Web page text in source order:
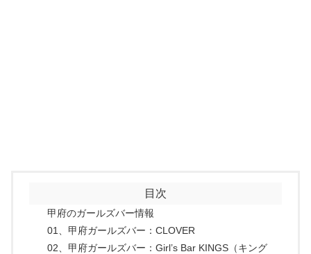
目次
甲府のガールズバー情報
01、甲府ガールズバー：CLOVER
02、甲府ガールズバー：Girl’s Bar KINGS（キング